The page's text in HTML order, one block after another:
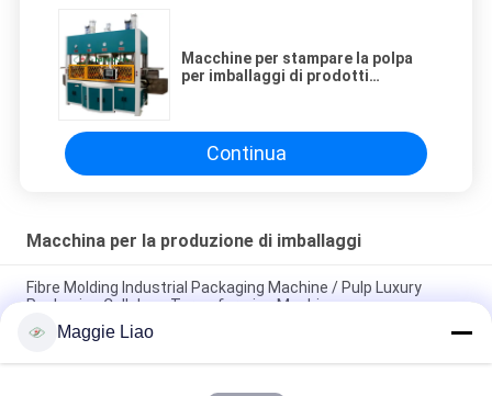
Macchine per stampare la polpa
per imballaggi di prodotti
Continua
Macchina per la produzione di imballaggi
Fibre Molding Industrial Packaging Machine / Pulp Luxury
Packaging Cellulosa Termoforming Machine
per imballaggi di fascia alta 48kw
Maggie Liao